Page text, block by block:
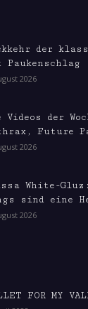
der
Paukenschlag
2026
Videos der
Future
2026
White-
sind eine
2026
FOR MY